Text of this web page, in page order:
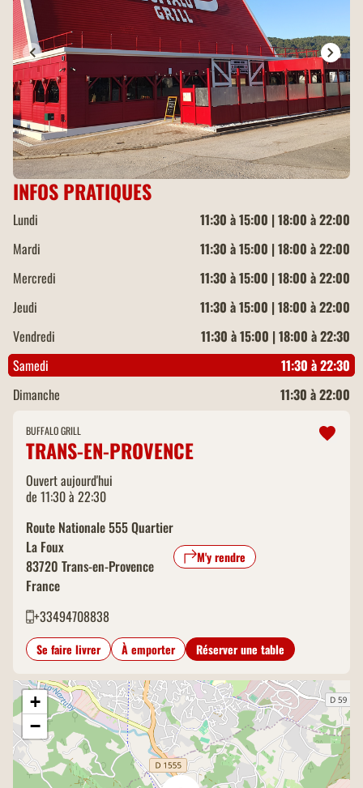
INFOS PRATIQUES
Lundi
11:30 à 15:00 | 18:00 à 22:00
Mardi
11:30 à 15:00 | 18:00 à 22:00
Mercredi
11:30 à 15:00 | 18:00 à 22:00
Jeudi
11:30 à 15:00 | 18:00 à 22:00
Vendredi
11:30 à 15:00 | 18:00 à 22:30
Samedi
11:30 à 22:30
Dimanche
11:30 à 22:00
BUFFALO GRILL
TRANS-EN-PROVENCE
Ouvert aujourd'hui
de 11:30 à 22:30
Route Nationale 555 Quartier
La Foux
83720 Trans-en-Provence
France
M'y rendre
+33494708838
Se faire livrer À emporter Réserver une table
+
−